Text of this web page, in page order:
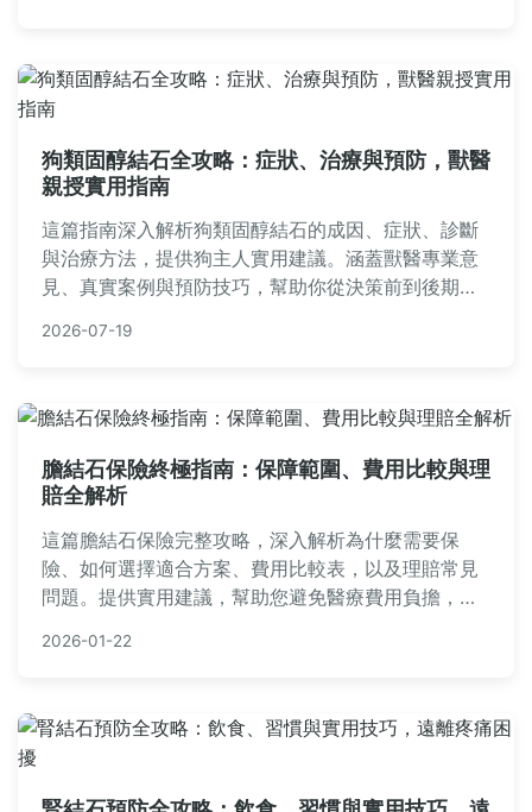
狗類固醇結石全攻略：症狀、治療與預防，獸醫
親授實用指南
這篇指南深入解析狗類固醇結石的成因、症狀、診斷
與治療方法，提供狗主人實用建議。涵蓋獸醫專業意
見、真實案例與預防技巧，幫助你從決策前到後期護
常照顧要點，確保你的愛犬健康無憂。
2026-07-19
膽結石保險終極指南：保障範圍、費用比較與理
賠全解析
這篇膽結石保險完整攻略，深入解析為什麼需要保
險、如何選擇適合方案、費用比較表，以及理賠常見
問題。提供實用建議，幫助您避免醫療費用負擔，保
2026-01-22